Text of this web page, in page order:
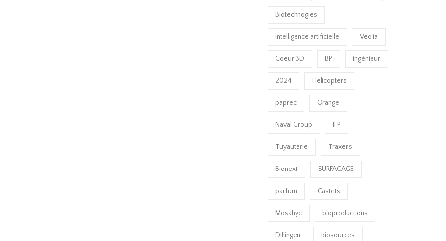
Biotechnogies
Intelligence artificielle Veolia
Coeur 3D BP ingénieur
2024 Helicopters
paprec Orange
Naval Group IFP
Tuyauterie Traxens
Bionext SURFACAGE
parfum Castets
Mosahyc bioproductions
Dillingen biosources